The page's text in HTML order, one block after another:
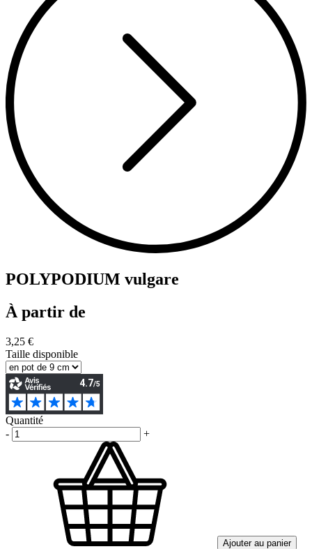
POLYPODIUM vulgare
À partir de
3,25 €
Taille disponible
Quantité
-
+
Ajouter au panier